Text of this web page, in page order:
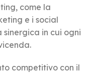
come la
e i social
in cui ogni
competitivo con il